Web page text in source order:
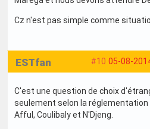
Cz n'est pas simple comme
#10 05-08-
ESTfan
C'est une question de choix
seulement selon la réglementation
Afful, Coulibaly et N'Djeng.